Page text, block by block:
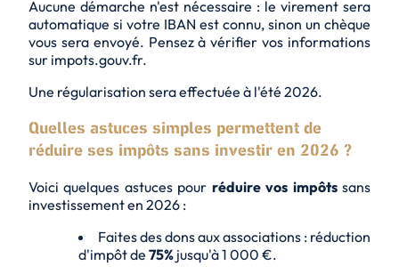
Aucune démarche n'est nécessaire : le virement sera
automatique si votre IBAN est connu, sinon un chèque
vous sera envoyé. Pensez à vérifier vos informations
sur impots.gouv.fr.
Une régularisation sera effectuée à l'été 2026.
Quelles astuces simples permettent de
réduire ses impôts sans investir en 2026 ?
Voici quelques astuces pour réduire vos impôtssans
investissement en 2026 :
Faites des dons aux associations : réduction
d'impôt de 75% jusqu'à 1 000 €.